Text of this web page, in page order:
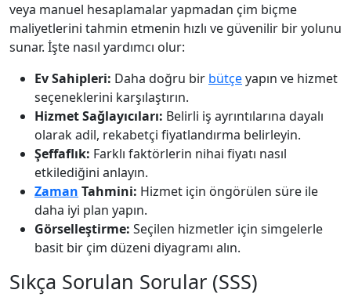
veya manuel hesaplamalar yapmadan çim biçme
maliyetlerini tahmin etmenin hızlı ve güvenilir bir yolunu
sunar. İşte nasıl yardımcı olur:
Ev Sahipleri: Daha doğru bir bütçeyapın ve hizmet
seçeneklerini karşılaştırın.
Hizmet Sağlayıcıları: Belirli iş ayrıntılarına dayalı
olarak adil, rekabetçi fiyatlandırma belirleyin.
Şeffaflık: Farklı faktörlerin nihai fiyatı nasıl
etkilediğini anlayın.
Zaman Tahmini: Hizmet için öngörülen süre ile
daha iyi plan yapın.
Görselleştirme: Seçilen hizmetler için simgelerle
basit bir çim düzeni diyagramı alın.
Sıkça Sorulan Sorular (SSS)